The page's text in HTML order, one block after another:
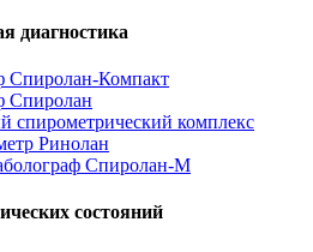
диагностика
Спиролан-Компакт
Спиролан
спирометрический комплекс
Ринолан
Спиролан-М
состояний